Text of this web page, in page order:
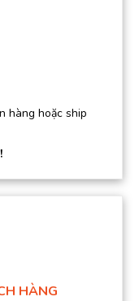
hàng hoặc ship
HÀNG